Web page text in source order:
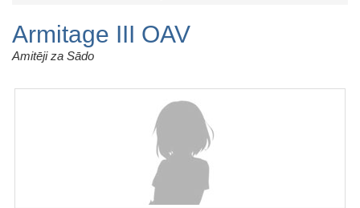
Armitage III OAV
Amitēji za Sādo